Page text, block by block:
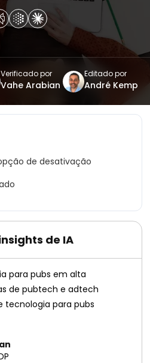
Verificado por
Vahe Arabian
Editado por
André Kemp
de desativação
de IA
para pubs em alta
de pubtech e adtech
tecnologia para pubs